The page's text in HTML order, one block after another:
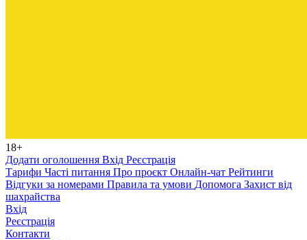
18+
Додати оголошення Вхід Реєстрація
Тарифи Часті питання Про проєкт Онлайн-чат Рейтинги
Відгуки за номерами Правила та умови Допомога Захист від
шахрайства
Вхід
Реєстрація
Контакти